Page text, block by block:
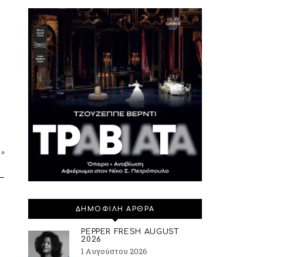
»
ΔΗΜΟΦΙΛΗ ΑΡΘΡΑ
PEPPER FRESH AUGUST
2026
1 Αυγούστου 2026